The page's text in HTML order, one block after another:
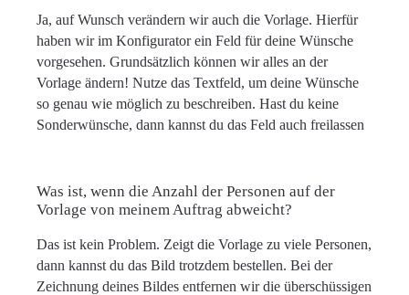
Ja, auf Wunsch verändern wir auch die Vorlage. Hierfür
haben wir im Konfigurator ein Feld für deine Wünsche
vorgesehen. Grundsätzlich können wir alles an der
Vorlage ändern! Nutze das Textfeld, um deine Wünsche
so genau wie möglich zu beschreiben. Hast du keine
Sonderwünsche, dann kannst du das Feld auch freilassen
Was ist, wenn die Anzahl der Personen auf der
Vorlage von meinem Auftrag abweicht?
Das ist kein Problem. Zeigt die Vorlage zu viele Personen,
dann kannst du das Bild trotzdem bestellen. Bei der
Zeichnung deines Bildes entfernen wir die überschüssigen